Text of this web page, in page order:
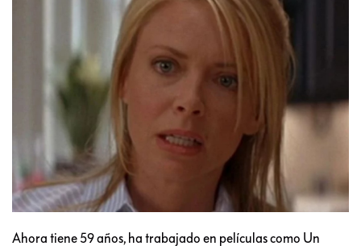
Ahora tiene 59 años, ha trabajado en películas como Un